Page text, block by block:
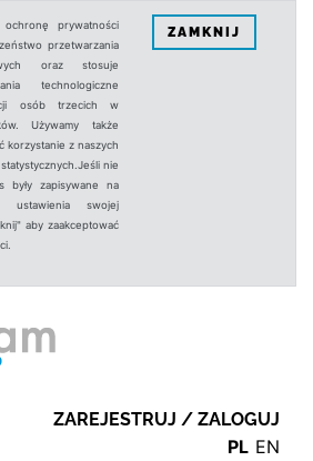
prywatności
przetwarzania
oraz stosuje
technologiczne
osób trzecich w
Używamy także
korzystanie z naszych
nie
były zapisywane na
ustawienia swojej
aby zaakceptować
ZAMKNIJ
ZAREJESTRUJ / ZALOGUJ
PL EN